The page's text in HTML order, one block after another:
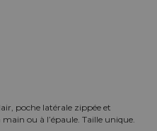
poche latérale zippée et
ou à l’épaule. Taille unique.